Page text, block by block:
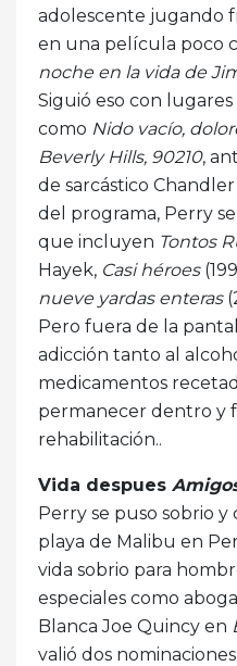
adolescente jugando
en una película poco
noche en la vida de
Siguió eso con
como Nido vacío,
Beverly Hills, 90210,
de sarcástico
del programa, Perry
que incluyen Tontos
Hayek, Casi héroes
nueve yardas enteras
Pero fuera de la
adicción tanto al
medicamentos
permanecer dentro y
rehabilitación..
Vida despues
Perry se puso sobrio y
playa de Malibu en
vida sobrio para
especiales como
Blanca Joe Quincy en
valió dos